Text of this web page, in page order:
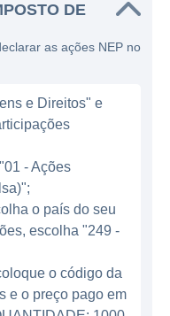
e operar ativos
da NextEra
receitas por
de
garantir a
de energia
é um dos
DE
as ações NEP no
e Direitos" e
- Ações
o país do seu
escolha "249 -
o código da
e o preço pago em